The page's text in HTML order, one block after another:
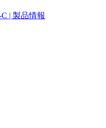
| 製品情報